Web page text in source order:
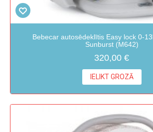
Bebecar autosēdeklītis Easy lock 0-
Sunburst (M642)
320,00 €
IELIKT GROZĀ